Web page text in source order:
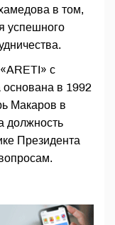
в том,
успешного
с
в 1992
Макаров в
должность
Президента